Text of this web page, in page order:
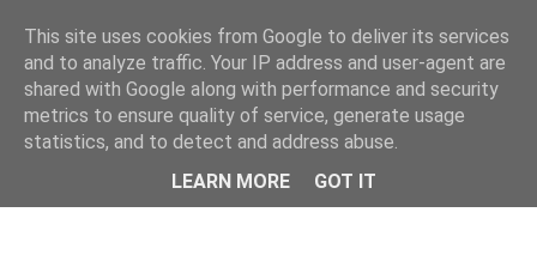
Menu
This site uses cookies from Google to deliver its services
and to analyze traffic. Your IP address and user-agent are
shared with Google along with performance and security
metrics to ensure quality of service, generate usage
statistics, and to detect and address abuse.
LEARN MORE
GOT IT